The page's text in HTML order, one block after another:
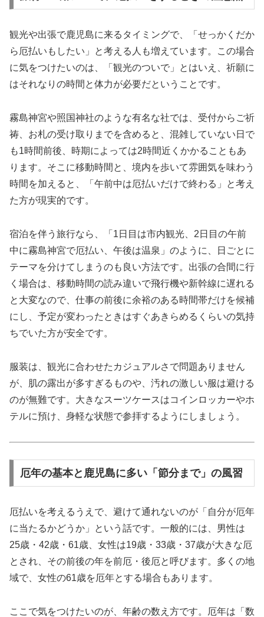
観光や出張で鹿児島に来るタイミングで、「せっかくだか
ら厄払いもしたい」と考える人も増えています。この場合
に気をつけたいのは、「観光のついで」とはいえ、祈願に
はそれなりの時間と体力が必要だということです。
霧島神宮や照国神社のような有名な社では、受付からご祈
祷、お札の受け取りまでを含めると、混雑していない日で
も1時間前後、時期によっては2時間近くかかることもあ
ります。そこに移動時間と、境内を歩いて雰囲気を味わう
時間を加えると、「午前中は厄払いだけで終わる」と考え
た方が現実的です。
宿泊を伴う旅行なら、「1日目は市内観光、2日目の午前
中に霧島神宮で厄払い、午後は温泉」のように、日ごとに
テーマを分けてしまうのも良い方法です。出張の合間に行
く場合は、移動時間の読み違いで飛行機や新幹線に遅れる
と大変なので、仕事の前後に余裕のある時間帯だけを候補
にし、予定が変わったときはすぐあきらめるくらいの気持
ちでいた方が安全です。
服装は、観光に合わせたカジュアルさで問題ありません
が、肌の露出が多すぎるものや、汚れの激しい服は避ける
のが無難です。大きなスーツケースはコインロッカーやホ
テルに預け、身軽な状態で参拝するようにしましょう。
厄年の基本と鹿児島に多い「節分まで」の風習
厄払いを考えるうえで、避けて通れないのが「自分が厄年
に当たるかどうか」という話です。一般的には、男性は
25歳・42歳・61歳、女性は19歳・33歳・37歳が大きな厄
とされ、その前後の年を前厄・後厄と呼びます。多くの地
域で、女性の61歳を厄年とする場合もあります。
ここで気をつけたいのが、年齢の数え方です。厄年は「数